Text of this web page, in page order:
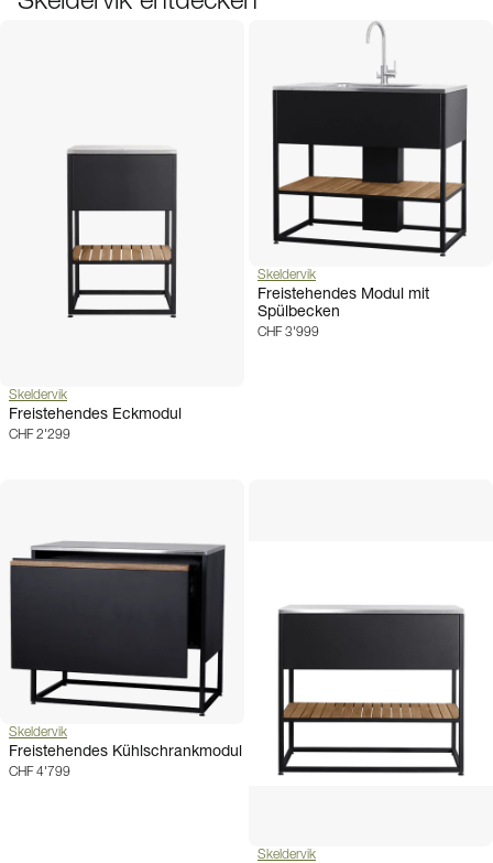
Skeldervik
Freistehendes Eckmodul
CHF 2'299
Skeldervik
Freistehendes Modul mit
Spülbecken
CHF 3'999
Skeldervik
Freistehendes Kühlschrankmodul
CHF 4'799
Skeldervik